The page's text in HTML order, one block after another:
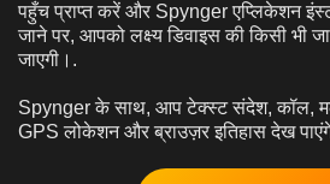
पहुँच प्राप्त करें और Spynger एप्लिकेशन
जाने पर, आपको लक्ष्य डिवाइस की किसी भी
जाएगी।.
Spynger के साथ, आप टेक्स्ट संदेश, कॉल,
GPS लोकेशन और ब्राउज़र इतिहास देख